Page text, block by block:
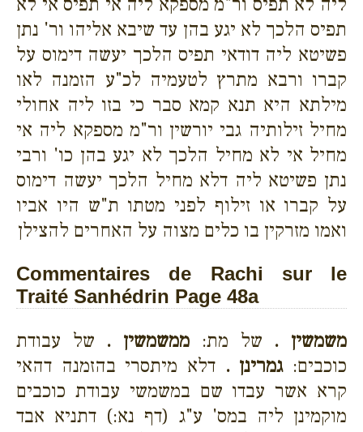
תפיס הלכך לא יגע בהן עד שיבא אליהו ור' נתן
פשיטא ליה דודאי תפיס הלכך יעשה דימוס על
קברו ורבא מתרץ לטעמיה לכ"ע הזמנה לאו
מילתא היא תנא קמא סבר כי בזו ליה אחולי
מחיל זילותיה גבי יורשין ור"מ מספקא ליה אי
מחיל אי לא מחיל הלכך לא יגע בהן כו' ורבי
נתן פשיטא ליה דלא מחיל הלכך יעשה דימוס
על קברו או זילוף לפני מטתו ת"ש היו אביו
ואמו מזרקין בו כלים מצוה על האחרים להצילן
Commentaires de Rachi sur le
Traité Sanhédrin Page 48a
משמשין . של מת: ממשמשין . של עבודת
כוכבים:גמרינן . דלא מיתסרי בהזמנה דהאי
קרא אשר עבדו שם במשמשי עבודת כוכבים
מוקמינן ליה במס' ע"ג (דף נא:) דתניא אבד